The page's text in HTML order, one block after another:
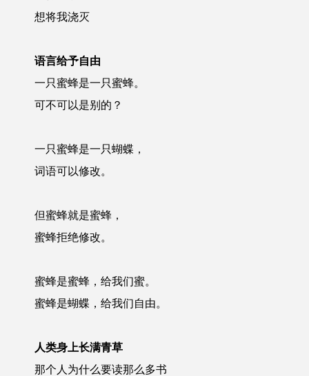
想将我浇灭
语言给予自由
一只蜜蜂是一只蜜蜂。
可不可以是别的？
一只蜜蜂是一只蝴蝶，
词语可以修改。
但蜜蜂就是蜜蜂，
蜜蜂拒绝修改。
蜜蜂是蜜蜂，给我们蜜。
蜜蜂是蝴蝶，给我们自由。
人类身上长满青草
那个人为什么要读那么多书